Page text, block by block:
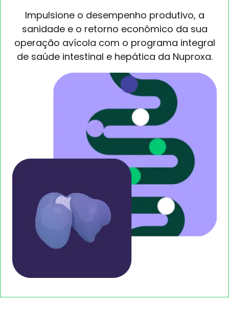
Impulsione o desempenho produtivo, a
sanidade e o retorno econômico da sua
operação avícola com o programa integral
de saúde intestinal e hepática da Nuproxa.